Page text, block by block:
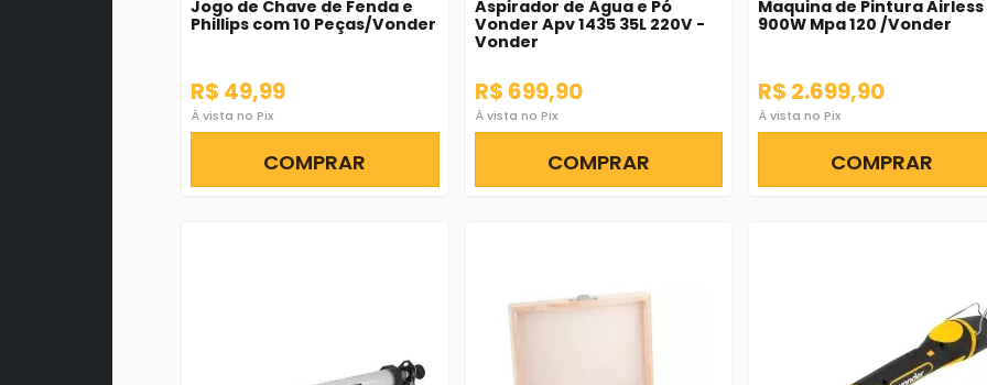
Jogo de Chave de Fenda e
Phillips com 10 Peças/Vonder
R$ 49,99
À vista no Pix
COMPRAR
Aspirador de Água e Pó
Vonder Apv 1435 35L 220V -
Vonder
R$ 699,90
À vista no Pix
COMPRAR
Maquina de Pintura Airless
900W Mpa 120 /Vonder
R$ 2.699,90
À vista no Pix
COMPRAR